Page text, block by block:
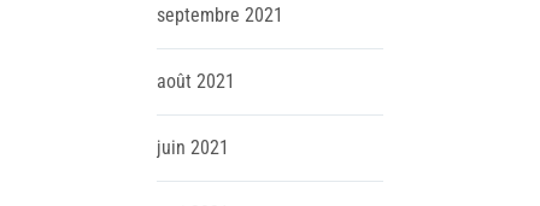
septembre 2021
août 2021
juin 2021